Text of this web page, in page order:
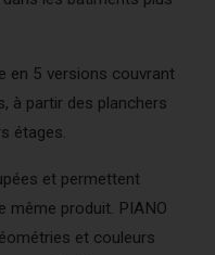
AcoustiINDEX
English
en 5 versions couvrant
à partir des planchers
étages.
et permettent
même produit. PIANO
et couleurs